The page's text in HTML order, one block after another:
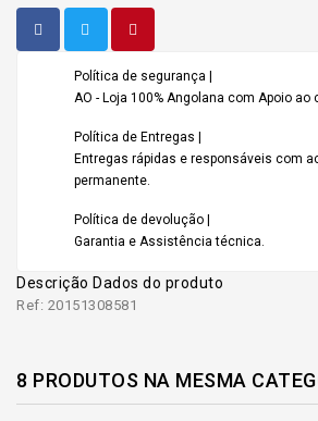
Política de segurança |
AO - Loja 100% Angolana com Apoio
Política de Entregas |
Entregas rápidas e responsáveis com
permanente.
Política de devolução |
Garantia e Assistência técnica.
Descrição Dados do produto
Ref: 20151308581
8 PRODUTOS NA MESMA